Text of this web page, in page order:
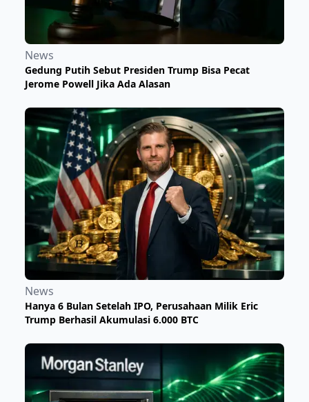
News
Gedung Putih Sebut Presiden Trump Bisa Pecat
Jerome Powell Jika Ada Alasan
News
Hanya 6 Bulan Setelah IPO, Perusahaan Milik Eric
Trump Berhasil Akumulasi 6.000 BTC